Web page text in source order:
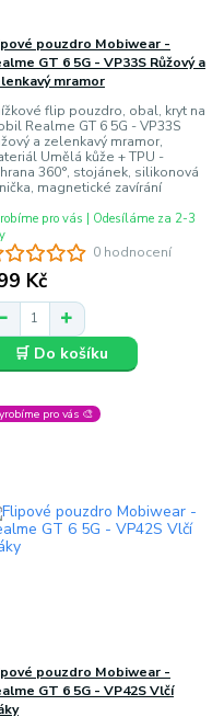
0 hodnocení
pouzdro Mobiwear -
GT 6 5G - VP33S Růžový a
mramor
flip pouzdro, obal, kryt na
Realme GT 6 5G - VP33S
a zelenkavý mramor,
Umělá kůže + TPU -
360°, stojánek, silikonová
magnetické zavírání
Kč
pro vás | Odesíláme za 2-3
🛒 Do košíku
pro vás 🎨
pouzdro Mobiwear -
GT 6 5G - VP42S Vlčí